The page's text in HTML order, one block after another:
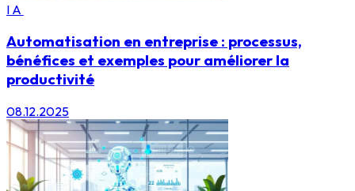
IA
Automatisation en entreprise : processus,
bénéfices et exemples pour améliorer la
productivité
08.12.2025